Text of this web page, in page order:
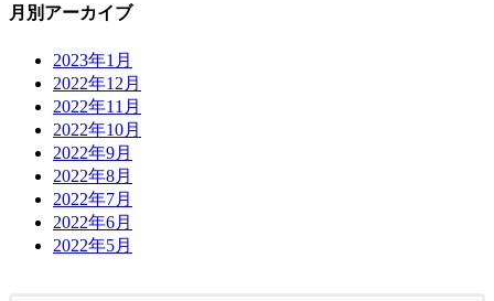
月別アーカイブ
2023年1月
2022年12月
2022年11月
2022年10月
2022年9月
2022年8月
2022年7月
2022年6月
2022年5月